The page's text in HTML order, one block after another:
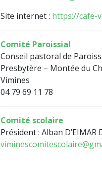
Site internet : https://cafe-
Comité Paroissial
Conseil pastoral de
Presbytère – Montée du
Vimines
04 79 69 11 78
Comité scolaire
Président : Alban D’EIMAR